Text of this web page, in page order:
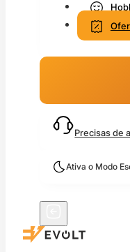
Precisas de
Ativa o Modo